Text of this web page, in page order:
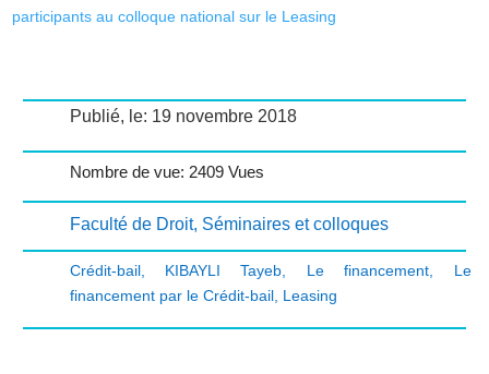
participants au colloque national sur le Leasing
Publié, le: 19 novembre 2018
Nombre de vue: 2409 Vues
Faculté de Droit, Séminaires et colloques
Crédit-bail, KIBAYLI Tayeb Le financement
Le
financement par le Crédit-bail, Leasing